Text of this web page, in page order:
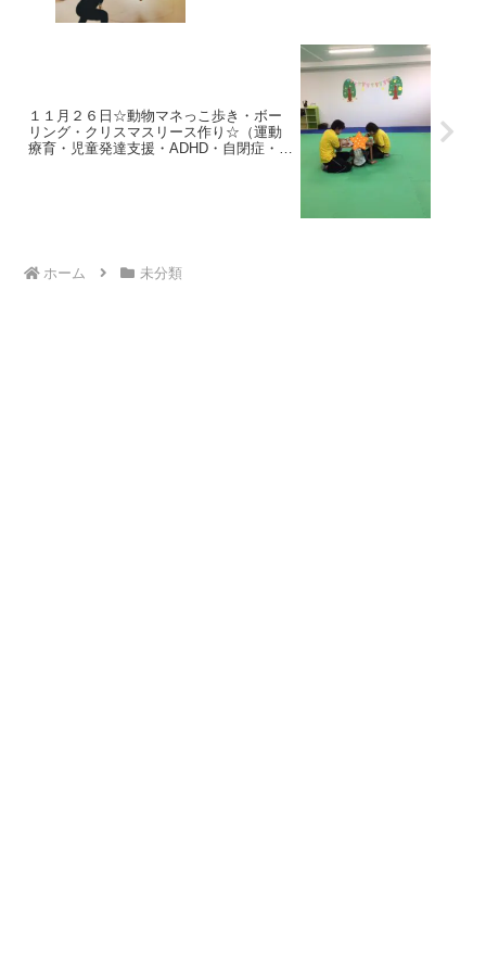
１１月２６日☆動物マネっこ歩き・ボー
リング・クリスマスリース作り☆（運動
療育・児童発達支援・ADHD・自閉症・知
ホーム 未分類